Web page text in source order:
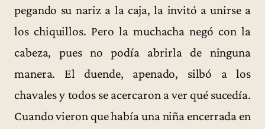
pegando su nariz a la caja, la invitó a unirse a
los chiquillos. Pero la muchacha negó con la
cabeza, pues no podía abrirla de ninguna
manera. El duende, apenado, silbó a los
chavales y todos se acercaron a ver qué sucedía.
Cuando vieron que había una niña encerrada en